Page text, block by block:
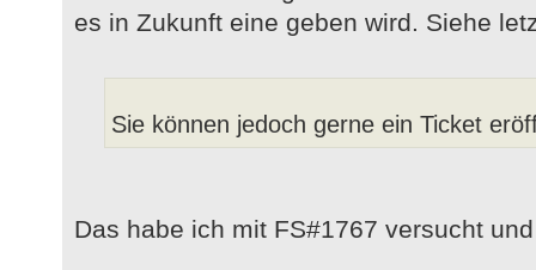
es in Zukunft eine geben wird. Siehe
Sie können jedoch gerne ein Ticket
Das habe ich mit FS#1767 versucht